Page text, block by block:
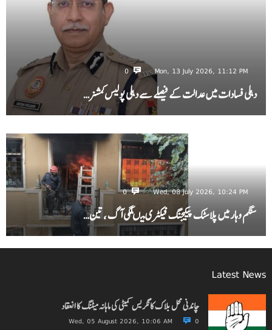
Mon, 13 July 2026, 11:12 PM
0
دہلی فسادات میں عدالت کے فیصلے سے دہلی پولیس کمشنر…
Wed, 08 July 2026, 10:24 PM
0
سنگم وہار میں پلاسٹک پیکیجنگ فیکٹری میںلگی آگ ، تین…
Latest News
چاندنی محل بلاک کانگریس کمیٹی کی ماہانہ میٹنگ کا انعقاد
Wed, 05 August 2026, 10:06 AM 0